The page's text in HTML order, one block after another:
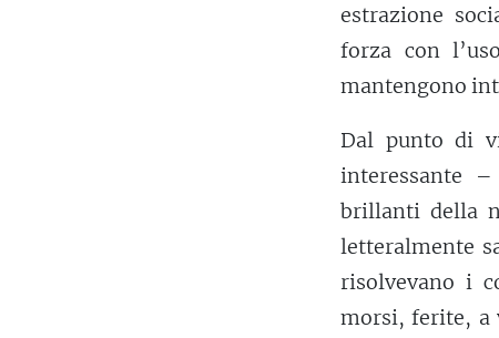
estrazione
forza con
mantengono
Dal punto di
interessante
brillanti della
letteralmente
risolvevano i
morsi, ferite, a